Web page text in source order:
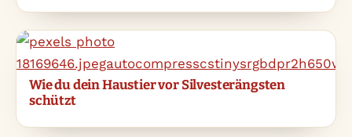
Wie du dein Haustier vor Silvesterängsten
schützt